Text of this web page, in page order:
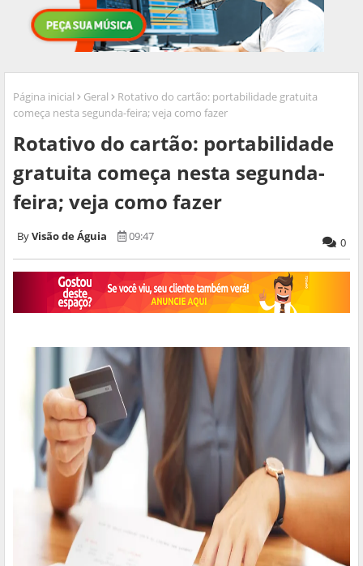
Página inicial Geral
Rotativo do cartão: portabilidade gratuita
começa nesta segunda-feira; veja como fazer
Rotativo do cartão: portabilidade
gratuita começa nesta segunda-
feira; veja como fazer
Visão de Águia 09:47 0